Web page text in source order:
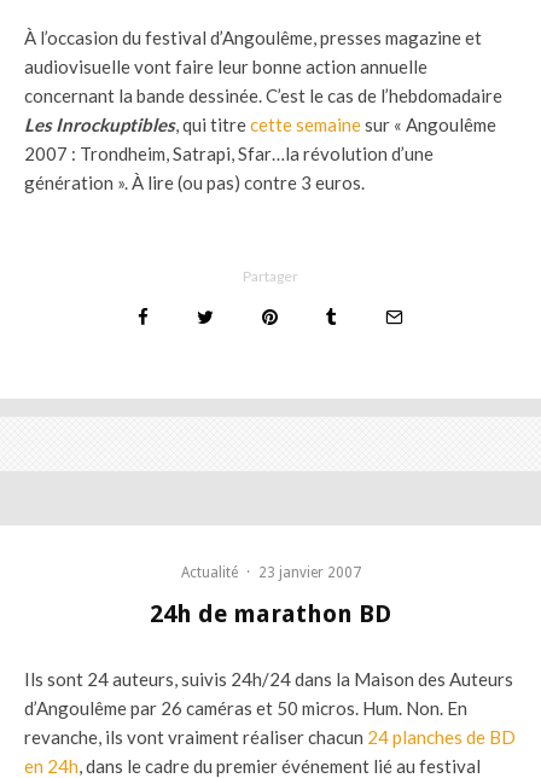
À l’occasion du festival d’Angoulême, presses magazine et
audiovisuelle vont faire leur bonne action annuelle
concernant la bande dessinée. C’est le cas de l’hebdomadaire
Les Inrockuptibles, qui titrecette semainesur « Angoulême
2007 : Trondheim, Satrapi, Sfar…la révolution d’une
génération ». À lire (ou pas) contre 3 euros.
Partager
Actualité · 23 janvier 2007
24h de marathon BD
Ils sont 24 auteurs, suivis 24h/24 dans la Maison des Auteurs
d’Angoulême par 26 caméras et 50 micros. Hum. Non. En
revanche, ils vont vraiment réaliser chacun 24 planches de BD
en 24h, dans le cadre du premier événement lié au festival